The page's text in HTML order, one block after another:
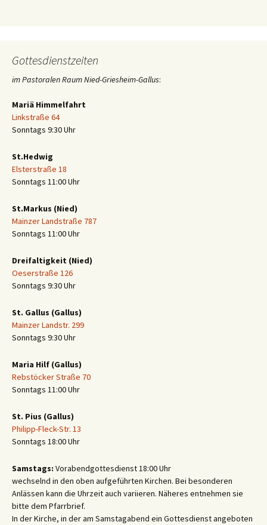
Gottesdienstzeiten
im Pastoralen Raum Nied-Griesheim-Gallus:
Mariä Himmelfahrt
Linkstraße 64
Sonntags 9:30 Uhr
St.Hedwig
Elsterstraße 18
Sonntags 11:00 Uhr
St.Markus (Nied)
Mainzer Landstraße 787
Sonntags 11:00 Uhr
Dreifaltigkeit (Nied)
Oeserstraße 126
Sonntags 9:30 Uhr
St. Gallus (Gallus)
Mainzer Landstr. 299
Sonntags 9:30 Uhr
Maria Hilf (Gallus)
Rebstöcker Straße 70
Sonntags 11:00 Uhr
St. Pius (Gallus)
Philipp-Fleck-Str. 13
Sonntags 18:00 Uhr
Samstags: Vorabendgottesdienst 18:00 Uhr
wechselnd in den oben aufgeführten Kirchen. Bei besonderen
Anlässen kann die Uhrzeit auch variieren. Näheres entnehmen sie
bitte dem Pfarrbrief.
In der Kirche, in der am Samstagabend ein Gottesdienst angeboten